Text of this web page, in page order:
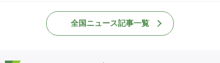
全国ニュース記事一覧